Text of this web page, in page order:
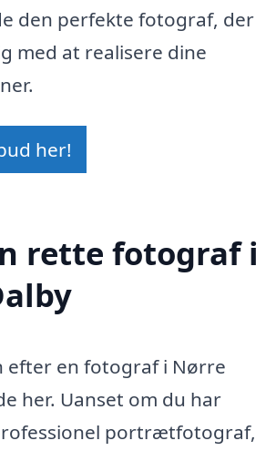
den perfekte fotograf, der
med at realisere dine
her!
rette fotograf i
efter en fotograf i Nørre
her. Uanset om du har
portrætfotograf,